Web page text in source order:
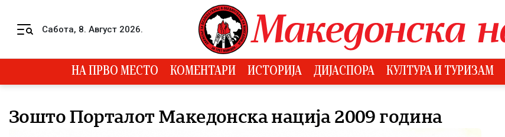
Сабота, 8. Август 2026.
НА ПРВО МЕСТО КОМЕНТАРИ ИСТОРИЈА ДИЈАСПОРА КУЛТУРА И ТУРИЗАМ
Зошто Порталот Македонска нација 2009 година